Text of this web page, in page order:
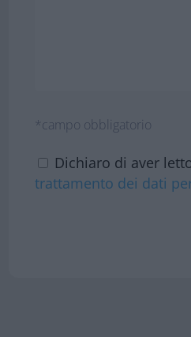
*campo obbligatorio
Dichiaro di aver
trattamento dei dati